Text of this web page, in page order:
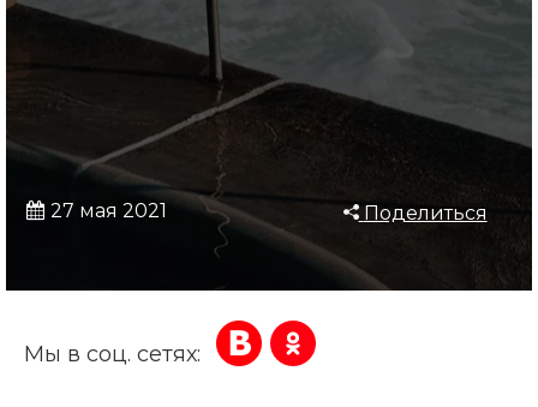
27 мая 2021 Поделиться
Мы в соц. сетях: